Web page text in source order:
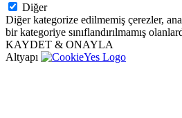
Diğer
Diğer kategorize edilmemiş çerezler,
bir kategoriye sınıflandırılmamış
KAYDET & ONAYLA
Altyapı